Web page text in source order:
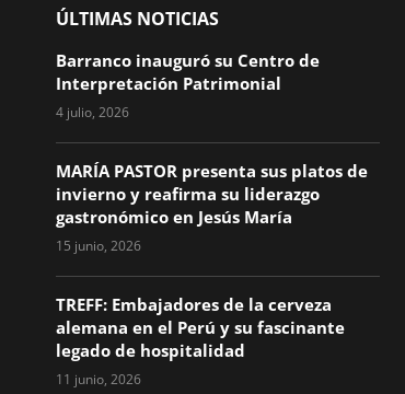
ÚLTIMAS NOTICIAS
Barranco inauguró su Centro de
Interpretación Patrimonial
4 julio, 2026
MARÍA PASTOR presenta sus platos de
invierno y reafirma su liderazgo
gastronómico en Jesús María
15 junio, 2026
TREFF: Embajadores de la cerveza
alemana en el Perú y su fascinante
legado de hospitalidad
11 junio, 2026